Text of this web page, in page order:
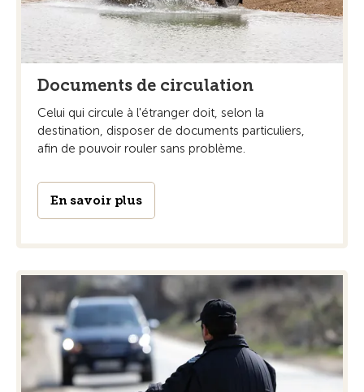
Documents de circulation
Celui qui circule à l'étranger doit, selon la
destination, disposer de documents particuliers,
afin de pouvoir rouler sans problème.
En savoir plus